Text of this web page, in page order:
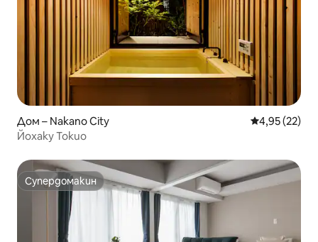
Дом – Nakano City Средна
4,95 (22)
Йохаку Токио
Супердомакин
Супердомакин